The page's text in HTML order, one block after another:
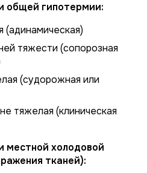
общей гипотермии:
(адинамическая)
тяжести (сопорозная
(судорожная или
тяжелая (клиническая
местной холодовой
тканей):